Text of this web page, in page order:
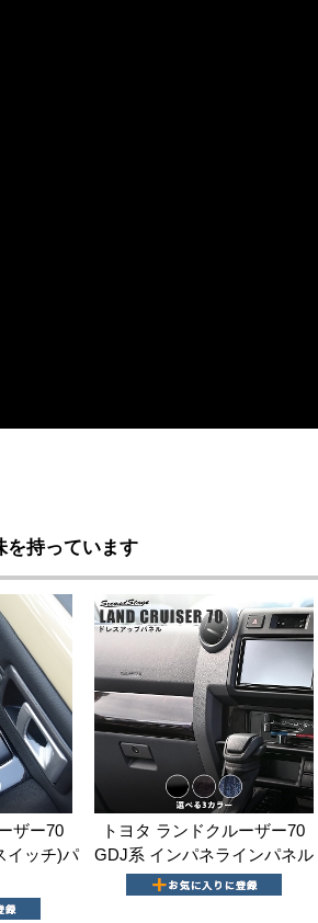
を持っています
ザー70
イッチ)パ
トヨタ ランドクルーザー70
GDJ系 インパネラインパネル